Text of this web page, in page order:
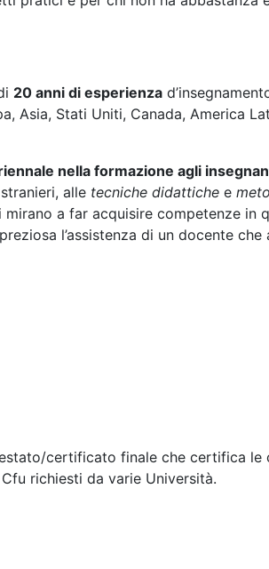
20 anni di esperienza
Asia, Stati Uniti, Canada, America
nella formazione agli
alle tecniche didattiche e
mirano a far acquisire competenze in
l’assistenza di un docente che
certificato finale che certifica le
richiesti da varie Università.